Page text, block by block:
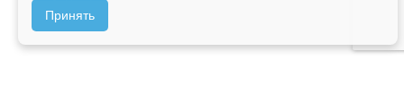
Принять